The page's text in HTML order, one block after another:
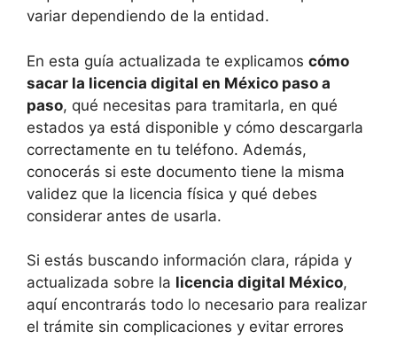
variar dependiendo de la entidad.
En esta guía actualizada te explicamos cómo
sacar la licencia digital en México paso a
paso, qué necesitas para tramitarla, en qué
estados ya está disponible y cómo descargarla
correctamente en tu teléfono. Además,
conocerás si este documento tiene la misma
validez que la licencia física y qué debes
considerar antes de usarla.
Si estás buscando información clara, rápida y
actualizada sobre la licencia digital México,
aquí encontrarás todo lo necesario para realizar
el trámite sin complicaciones y evitar errores